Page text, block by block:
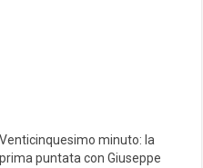
Venticinquesimo minuto: la
prima puntata con Giuseppe